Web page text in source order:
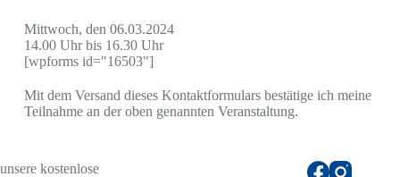
Mittwoch, den 06.03.2024
14.00 Uhr bis 16.30 Uhr
[wpforms id="16503"]
Mit dem Versand dieses Kontaktformulars bestätige ich meine
Teilnahme an der oben genannten Veranstaltung.
unsere kostenlose